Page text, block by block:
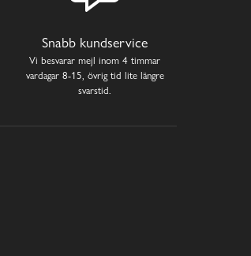
Snabb kundservice
Vi besvarar mejl inom 4 timmar
vardagar 8-15, övrig tid lite längre
svarstid.